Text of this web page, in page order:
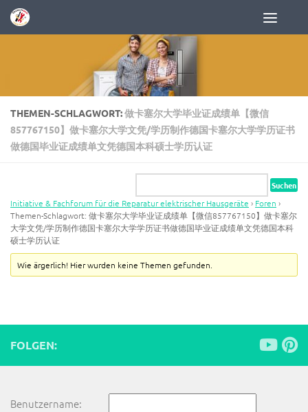
Zum Inhalt springen
THEMEN-SCHLAGWORT:做卡塞尔大学毕业证成绩单【微信
857767150】做卡塞尔大学文凭/学历制作德国卡塞尔大学学历证书
做德国毕业证成绩单文凭德国本科硕士学历认证
Initiative & Fachforum für die Reparatur elektrischer Hausgeräte › Foren ›
Themen-Schlagwort: 做卡塞尔大学毕业证成绩单【微信857767150】做卡塞尔
大学文凭/学历制作德国卡塞尔大学学历证书做德国毕业证成绩单文凭德国本科
硕士学历认证
Wie ärgerlich! Hier wurden keine Themen gefunden.
FOLGEN:
Benutzername: